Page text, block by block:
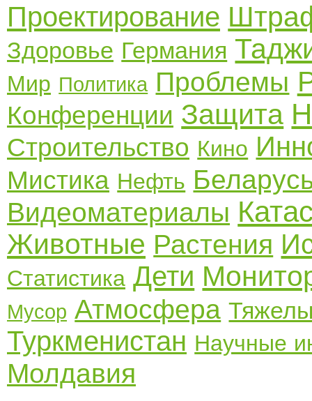
Проектирование
Здоровье Германия
Мир Политика Проблемы
Конференции Защита
Строительство Кино
Мистика Нефть
Видеоматериалы
Животные Растения
Статистика Дети
Мусор Атмосфера
Туркменистан Научные
Молдавия